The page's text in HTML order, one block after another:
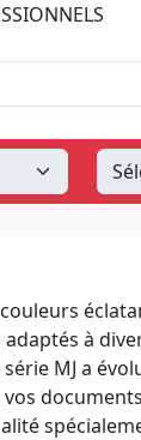
à
MJ a